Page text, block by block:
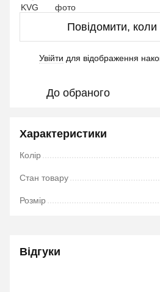
Повідомити, коли
Увійти для відображення
До обраного
Характеристики
Колір
Стан товару
Розмір
Відгуки